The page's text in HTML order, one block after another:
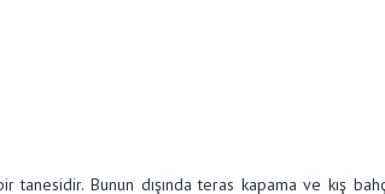
Bunun dışında teras kapama ve kış